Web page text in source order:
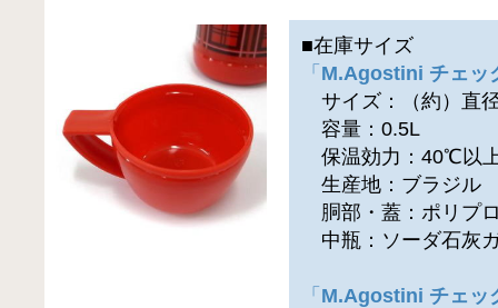
■在庫サイズ
「 M.Agostini チェッ
サイズ：（約）直
容量：0.5L
保温効力：40℃以
生産地：ブラジル
胴部・蓋：ポリプ
中瓶：ソーダ石灰
「 M.Agostini チェッ